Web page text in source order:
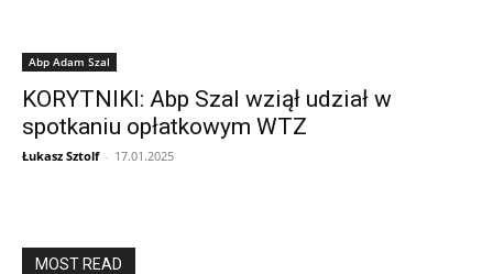
Abp Adam Szal
KORYTNIKI: Abp Szal wziął udział w
spotkaniu opłatkowym WTZ
Łukasz Sztolf - 17.01.2025
MOST READ